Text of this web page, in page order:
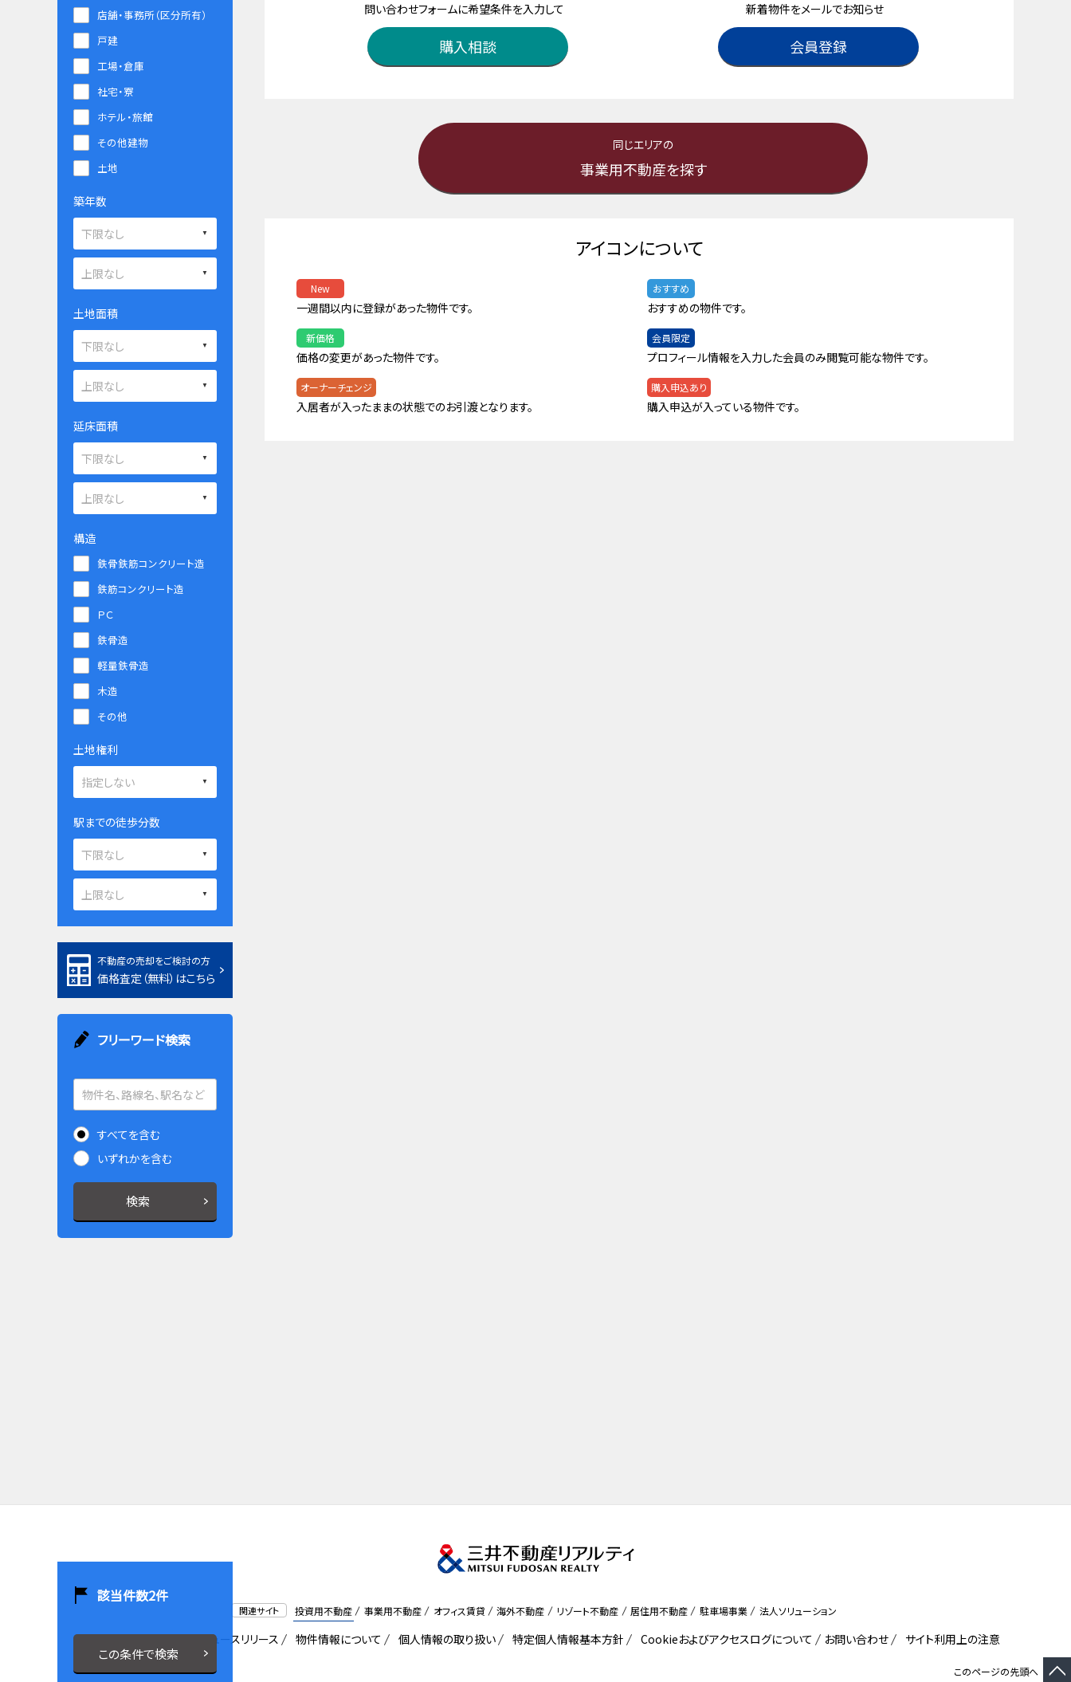
問い合わせフォームに希望条件を入力して
購入相談
新着物件をメールでお知らせ
会員登録
同じエリアの
事業用不動産を探す
アイコンについて
New
一週間以内に登録があった物件です。
おすすめ
おすすめの物件です。
新価格
価格の変更があった物件です。
会員限定
プロフィール情報を入力した会員のみ閲覧可能な物件です。
オーナーチェンジ
入居者が入ったままの状態でのお引渡となります。
購入申込あり
購入申込が入っている物件です。
店舗・事務所（区分所有）
戸建
工場・倉庫
社宅・寮
ホテル・旅館
その他建物
土地
築年数
土地面積
延床面積
構造
鉄骨鉄筋コンクリート造
鉄筋コンクリート造
ＰＣ
鉄骨造
軽量鉄骨造
木造
その他
土地権利
駅までの徒歩分数
該当件数2件
この条件で検索
不動産の売却をご検討の方
価格査定（無料）はこちら
フリーワード検索
すべてを含む
いずれかを含む
検索
このページの先頭へ
関連サイト 投資用不動産 事業用不動産 オフィス賃貸 海外不動産 リゾート不動産 居住用不動産 駐車場事業 法人ソリューション
会社概要 採用情報 ニュースリリース 物件情報について 個人情報の取り扱い 特定個人情報基本方針 Cookieおよびアクセスログについて お問い合わせ サイト利用上の注意